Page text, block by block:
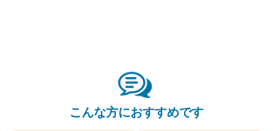
こんな方におすすめです